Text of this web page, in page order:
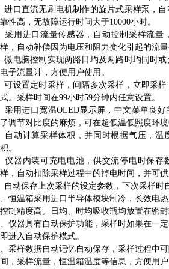
进口直流无刷电机制作的旋片式采样泵，
靠性高，无故障运行时间大于10000小时。
采用进口流量传感器，自动控制采样流量
样，自动补偿因为电压和阻力变化引起的流量
微电脑控制实现两路日均及两路时均同时
电子流量计，方便用户使用。
可设置定时采样，间隔多次采样，立即采
式。采样时间在99小时59分钟内任意设置。
采用进口宽温OLED显示屏，中文菜单良
了调节对比度的麻烦，可在超低温低照度环境
自动计算采样体积，并同时根据气压，温
积。
仪器内装可充电电池，供交流停电时保存
样，自动扣除采样过程中的掉电时间，并可供
自动保存上次采样的设定参数，下次采样时
恒温箱采用进口半导体模块制冷，长效电
控制精度高。日均、时均吸收瓶均放置在密封
仪器具有自动保护功能，采样时如果在一
即进入自动保护模式。
采样数据自动记忆自动保存，采样过程中
间，采样流量，恒温箱温度等信息，方便用户